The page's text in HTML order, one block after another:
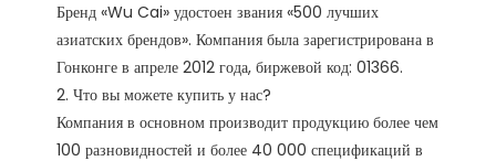
Бренд «Wu Cai» удостоен звания «500 лучших
азиатских брендов». Компания была зарегистрирована в
Гонконге в апреле 2012 года, биржевой код: 01366.
2. Что вы можете купить у нас?
Компания в основном производит продукцию более чем
100 разновидностей и более 40 000 спецификаций в